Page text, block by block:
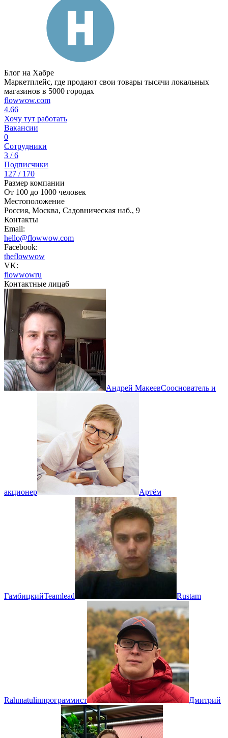
Блог на Хабре
Маркетплейс, где продают свои товары тысячи локальных
магазинов в 5000 городах
flowwow.com
4.66
Хочу тут работать
Вакансии
0
Сотрудники
3 / 6
Подписчики
127 / 170
Размер компании
От 100 до 1000 человек
Местоположение
Россия, Москва, Садовническая наб., 9
Контакты
Email:
hello@flowwow.com
Facebook:
theflowwow
VK:
flowwowru
Контактные лица6
Андрей МакеевСооснователь и
акционер Артём
ГамбицкийTeamlead Rustam
Rahmatulinпрограммист Дмитрий